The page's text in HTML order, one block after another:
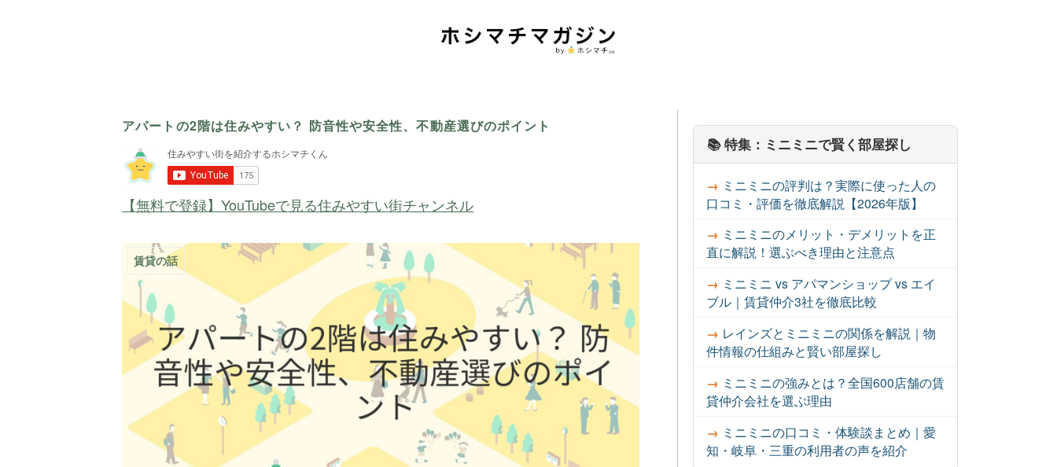
アパートの2階は住みやすい？ 防音性や安全性、不動産選びのポイント
【無料で登録】YouTubeで見る住みやすい街チャンネル
賃貸の話
📚 特集：ミニミニで賢く部屋探し
ミニミニの評判は？実際に使った人の
口コミ・評価を徹底解説【2026年版】
ミニミニのメリット・デメリットを正
直に解説！選ぶべき理由と注意点
ミニミニ vs アパマンショップ vs エイ
ブル｜賃貸仲介3社を徹底比較
レインズとミニミニの関係を解説｜物
件情報の仕組みと賢い部屋探し
ミニミニの強みとは？全国600店舗の賃
貸仲介会社を選ぶ理由
ミニミニの口コミ・体験談まとめ｜愛
知・岐阜・三重の利用者の声を紹介